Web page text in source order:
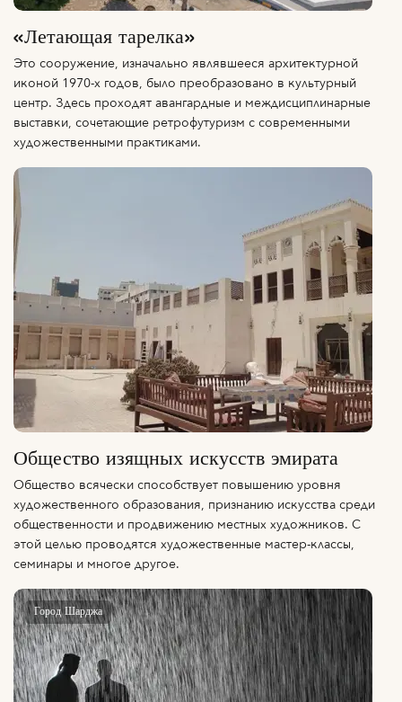
«Летающая тарелка»
Это сооружение, изначально являвшееся архитектурной
иконой 1970-х годов, было преобразовано в культурный
центр. Здесь проходят авангардные и междисциплинарные
выставки, сочетающие ретрофутуризм с современными
художественными практиками.
Общество изящных искусств эмирата
Общество всячески способствует повышению уровня
художественного образования, признанию искусства среди
общественности и продвижению местных художников. С
этой целью проводятся художественные мастер-классы,
семинары и многое другое.
Город Шарджа